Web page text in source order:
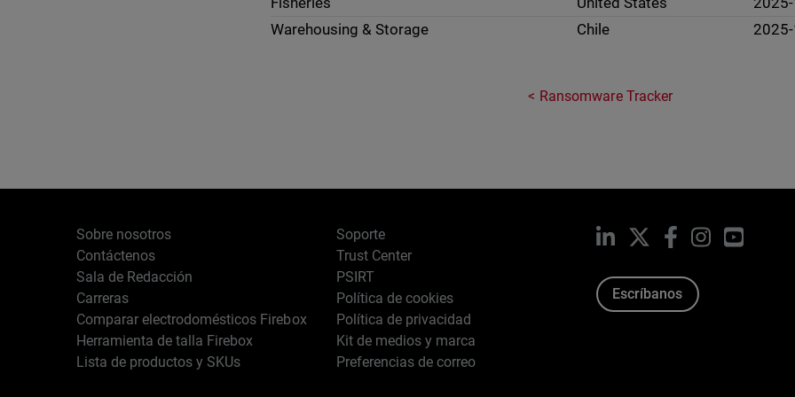
Warehousing & Storage
Chile
Ransomware Tracker
Sobre nosotros
Contáctenos
Sala de Redacción
Carreras
Comparar electrodomésticos Firebox
Herramienta de talla Firebox
Lista de productos y SKUs
Soporte
Trust Center
PSIRT
Política de cookies
Política de privacidad
Kit de medios y marca
Preferencias de correo
LinkedIn Facebook
InstagramYouTube
Escríbanos